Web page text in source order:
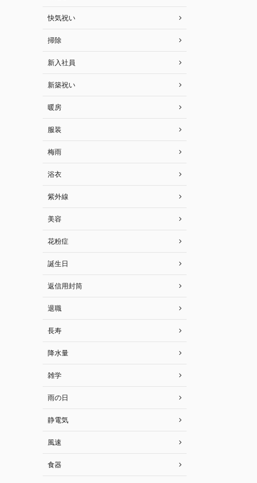
快気祝い
掃除
新入社員
新築祝い
暖房
服装
梅雨
浴衣
紫外線
美容
花粉症
誕生日
返信用封筒
退職
長寿
降水量
雑学
雨の日
静電気
風速
食器